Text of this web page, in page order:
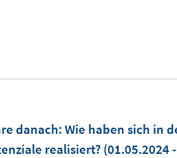
danach: Wie haben sich in
realisiert? (01.05.2024